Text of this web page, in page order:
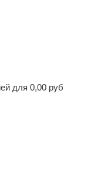
для 0,00 руб